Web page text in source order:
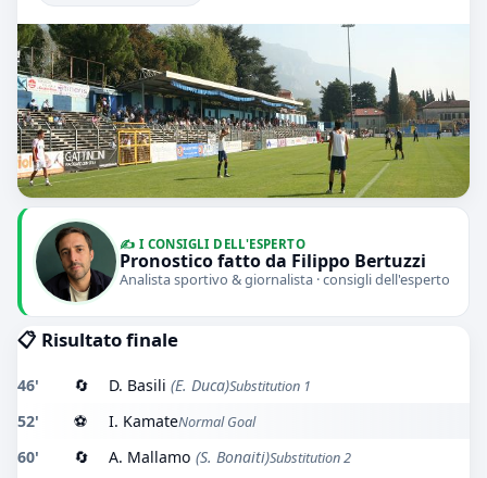
✍️ I CONSIGLI DELL'ESPERTO
Pronostico fatto da Filippo Bertuzzi
Analista sportivo & giornalista · consigli dell'esperto
📋 Risultato finale
46' 🔄 D. Basili (E. Duca)Substitution 1
52' ⚽ I. KamateNormal Goal
60' 🔄 A. Mallamo (S. Bonaiti)Substitution 2